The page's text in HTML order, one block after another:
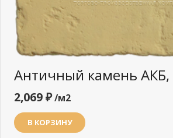
Античный камень
2,069₽/м2
В КОРЗИНУ